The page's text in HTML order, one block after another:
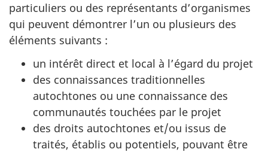
particuliers ou des représentants d’organismes
qui peuvent démontrer l’un ou plusieurs des
éléments suivants :
un intérêt direct et local à l’égard du projet
des connaissances traditionnelles
autochtones ou une connaissance des
communautés touchées par le projet
des droits autochtones et/ou issus de
traités, établis ou potentiels, pouvant être